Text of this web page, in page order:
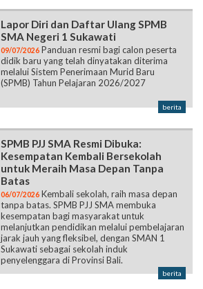
Lapor Diri dan Daftar Ulang SPMB
SMA Negeri 1 Sukawati
09/07/2026 Panduan resmi bagi calon peserta
didik baru yang telah dinyatakan diterima
melalui Sistem Penerimaan Murid Baru
(SPMB) Tahun Pelajaran 2026/2027
berita
SPMB PJJ SMA Resmi Dibuka:
Kesempatan Kembali Bersekolah
untuk Meraih Masa Depan Tanpa
Batas
06/07/2026 Kembali sekolah, raih masa depan
tanpa batas. SPMB PJJ SMA membuka
kesempatan bagi masyarakat untuk
melanjutkan pendidikan melalui pembelajaran
jarak jauh yang fleksibel, dengan SMAN 1
Sukawati sebagai sekolah induk
penyelenggara di Provinsi Bali.
berita